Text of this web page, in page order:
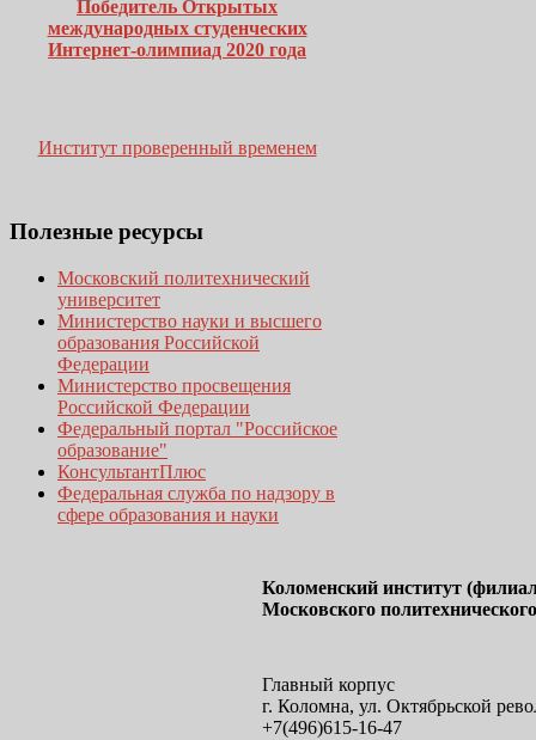
Победитель Открытых
международных студенческих
Интернет-олимпиад 2020 года
Институт проверенный временем
Полезные ресурсы
Московский политехнический
университет
Министерство науки и высшего
образования Российской
Федерации
Министерство просвещения
Российской Федерации
Федеральный портал "Российское
образование"
КонсультантПлюс
Федеральная служба по надзору в
сфере образования и науки
Коломенский институт
Московского
Главный корпус
г. Коломна, ул. Октябрьской
+7(496)615-16-47